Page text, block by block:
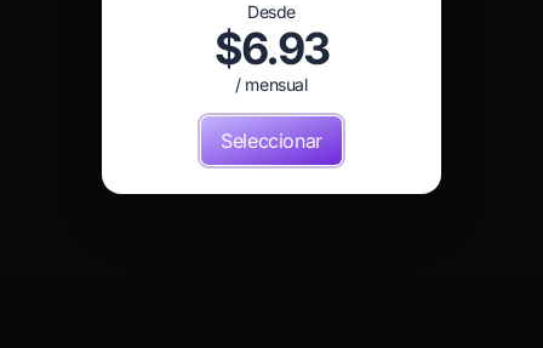
Desde
$6.93
/ mensual
Seleccionar